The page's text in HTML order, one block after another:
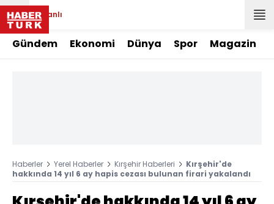
Canlı
Gündem Ekonomi Dünya Spor Magazin
Haberler Yerel Haberler Kırşehir Haberleri
Kırşehir'de
hakkında 14 yıl 6 ay hapis cezası bulunan firari yakalandı